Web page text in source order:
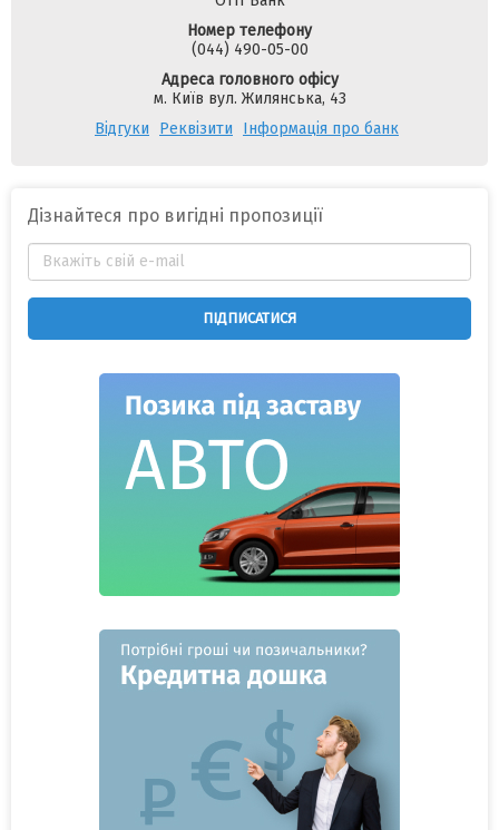
Номер телефону
(044) 490-05-00
Адреса головного офісу
м. Київ вул. Жилянська, 43
Відгуки
Реквізити Інформація про банк
Дізнайтеся про вигідні пропозиції
ПІДПИСАТИСЯ